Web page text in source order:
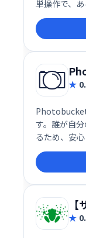
単操作で、
す。誰が自
るため、安
す。プライ
用いただけま